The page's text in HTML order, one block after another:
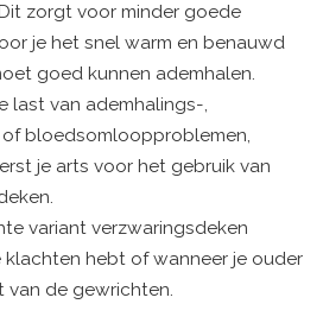
zorgt voor minder goede
je het snel warm en benauwd
goed kunnen ademhalen.
last van ademhalings-,
bloedsomloopproblemen,
je arts voor het gebruik van
variant verzwaringsdeken
klachten hebt of wanneer je ouder
van de gewrichten.